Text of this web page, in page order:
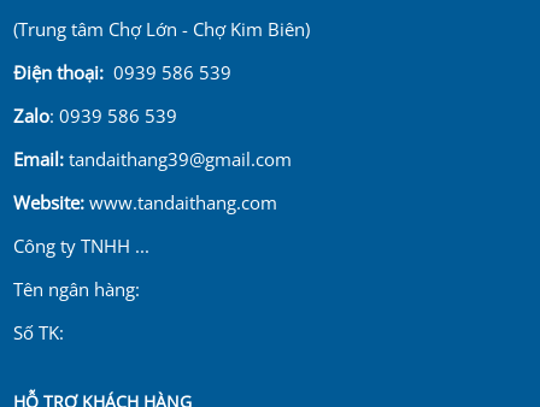
(Trung tâm Chợ Lớn - Chợ Kim Biên)
Điện thoại: 0939 586 539
Zalo: 0939 586 539
Email:tandaithang39@gmail.com
Website:www.tandaithang.com
Công ty TNHH ...
Tên ngân hàng:
Số TK:
HỖ TRỢ KHÁCH HÀNG